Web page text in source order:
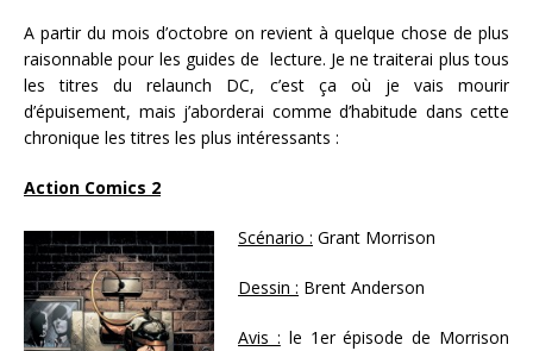
A partir du mois d’octobre on revient à quelque chose de plus
raisonnable pour les guides de lecture. Je ne traiterai plus tous
les titres du relaunch DC, c’est ça où je vais mourir
d’épuisement, mais j’aborderai comme d’habitude dans cette
chronique les titres les plus intéressants :
Action Comics 2
Scénario : Grant Morrison
Dessin : Brent Anderson
Avis : le 1er épisode de Morrison